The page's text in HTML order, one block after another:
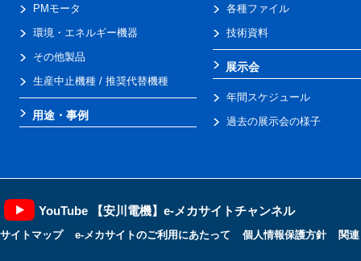
PMモータ
環境・エネルギー機器
その他製品
生産中止機種 / 推奨代替機種
用途・事例
各種ファイル
技術資料
展示会
年間スケジュール
過去の展示会の様子
YouTube 【安川電機】e-メカサイトチャンネル
サイトマップ e-メカサイトのご利用にあたって 個人情報保護方針 関